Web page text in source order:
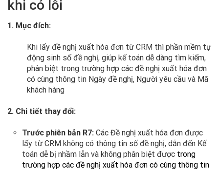
khi có lỗi
1. Mục đích:
Khi lấy đề nghị xuất hóa đơn từ CRM thì phần mềm tự
động sinh số đề nghị, giúp kế toán dễ dàng tìm kiếm,
phân biệt trong trường hợp các đề nghị xuất hóa đơn
có cùng thông tin Ngày đề nghị, Người yêu cầu và Mã
khách hàng
2. Chi tiết thay đổi:
Trước phiên bản R7: Các Đề nghị xuất hóa đơn được
lấy từ CRM không có thông tin số đề nghị, dẫn đến Kế
toán dễ bị nhầm lẫn và không phân biệt được trong
trường hợp các đề nghị xuất hóa đơn có cùng thông tin